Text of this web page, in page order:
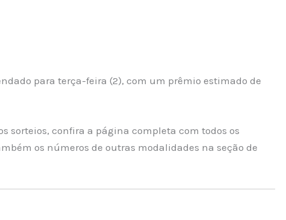
para terça-feira (2), com um prêmio estimado de
sorteios, confira a página completa com todos os
os números de outras modalidades na seção de